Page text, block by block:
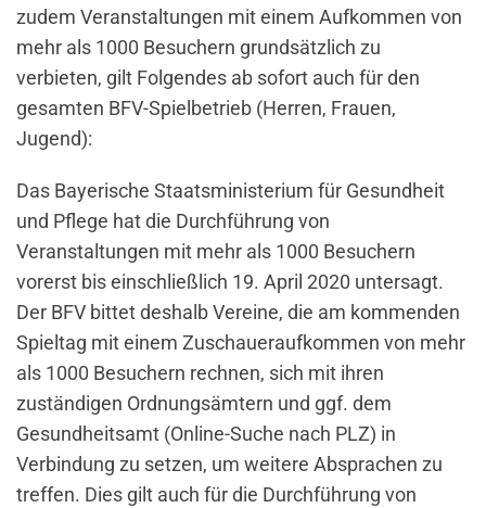
zudem Veranstaltungen mit einem Aufkommen von
mehr als 1000 Besuchern grundsätzlich zu
verbieten, gilt Folgendes ab sofort auch für den
gesamten BFV-Spielbetrieb (Herren, Frauen,
Jugend):
Das Bayerische Staatsministerium für Gesundheit
und Pflege hat die Durchführung von
Veranstaltungen mit mehr als 1000 Besuchern
vorerst bis einschließlich 19. April 2020 untersagt.
Der BFV bittet deshalb Vereine, die am kommenden
Spieltag mit einem Zuschaueraufkommen von mehr
als 1000 Besuchern rechnen, sich mit ihren
zuständigen Ordnungsämtern und ggf. dem
Gesundheitsamt (Online-Suche nach PLZ) in
Verbindung zu setzen, um weitere Absprachen zu
treffen. Dies gilt auch für die Durchführung von